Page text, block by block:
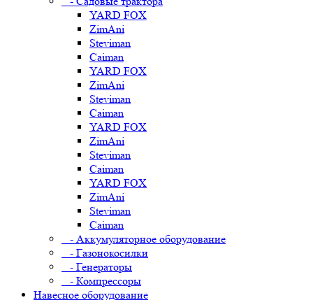
YARD FOX
ZimAni
Steviman
Caiman
YARD FOX
ZimAni
Steviman
Caiman
YARD FOX
ZimAni
Steviman
Caiman
YARD FOX
ZimAni
Steviman
Caiman
- Аккумуляторное оборудование
- Газонокосилки
- Генераторы
- Компрессоры
Навесное оборудование